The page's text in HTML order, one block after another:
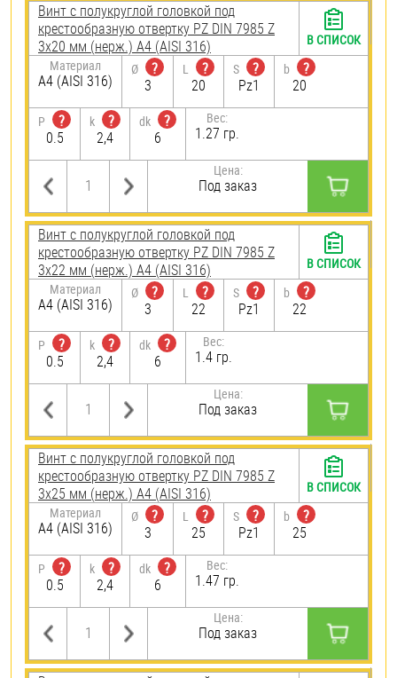
Винт с полукруглой головкой под
крестообразную отвертку PZ DIN 7985 Z
3х20 мм (нерж.) A4 (AISI 316)
Материал
A4 (AISI 316)
Ø
?
3
L
?
20
S
?
Pz1
b
?
20
P
?
0.5
k
?
2,4
dk
?
6
Вес:
1.27 гр.
Цена:
Под заказ
В СПИСОК
Винт с полукруглой головкой под
крестообразную отвертку PZ DIN 7985 Z
3х22 мм (нерж.) A4 (AISI 316)
Материал
A4 (AISI 316)
Ø
?
3
L
?
22
S
?
Pz1
b
?
22
P
?
0.5
k
?
2,4
dk
?
6
Вес:
1.4 гр.
Цена:
Под заказ
В СПИСОК
Винт с полукруглой головкой под
крестообразную отвертку PZ DIN 7985 Z
3х25 мм (нерж.) A4 (AISI 316)
Материал
A4 (AISI 316)
Ø
?
3
L
?
25
S
?
Pz1
b
?
25
P
?
0.5
k
?
2,4
dk
?
6
Вес:
1.47 гр.
Цена:
Под заказ
В СПИСОК